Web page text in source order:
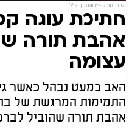
הרב משה פיינשטיין זצ"ל
חתיכת עוגה
אהבת תורה
עצומה
האב כמעט נבהל כאשר
התמימות המרגשת של
אהבת תורה שהוביל